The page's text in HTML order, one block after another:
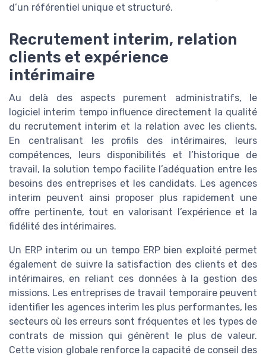
d’un référentiel unique et structuré.
Recrutement interim, relation
clients et expérience
intérimaire
Au delà des aspects purement administratifs, le
logiciel interim tempo influence directement la qualité
du recrutement interim et la relation avec les clients.
En centralisant les profils des intérimaires, leurs
compétences, leurs disponibilités et l’historique de
travail, la solution tempo facilite l’adéquation entre les
besoins des entreprises et les candidats. Les agences
interim peuvent ainsi proposer plus rapidement une
offre pertinente, tout en valorisant l’expérience et la
fidélité des intérimaires.
Un ERP interim ou un tempo ERP bien exploité permet
également de suivre la satisfaction des clients et des
intérimaires, en reliant ces données à la gestion des
missions. Les entreprises de travail temporaire peuvent
identifier les agences interim les plus performantes, les
secteurs où les erreurs sont fréquentes et les types de
contrats de mission qui génèrent le plus de valeur.
Cette vision globale renforce la capacité de conseil des